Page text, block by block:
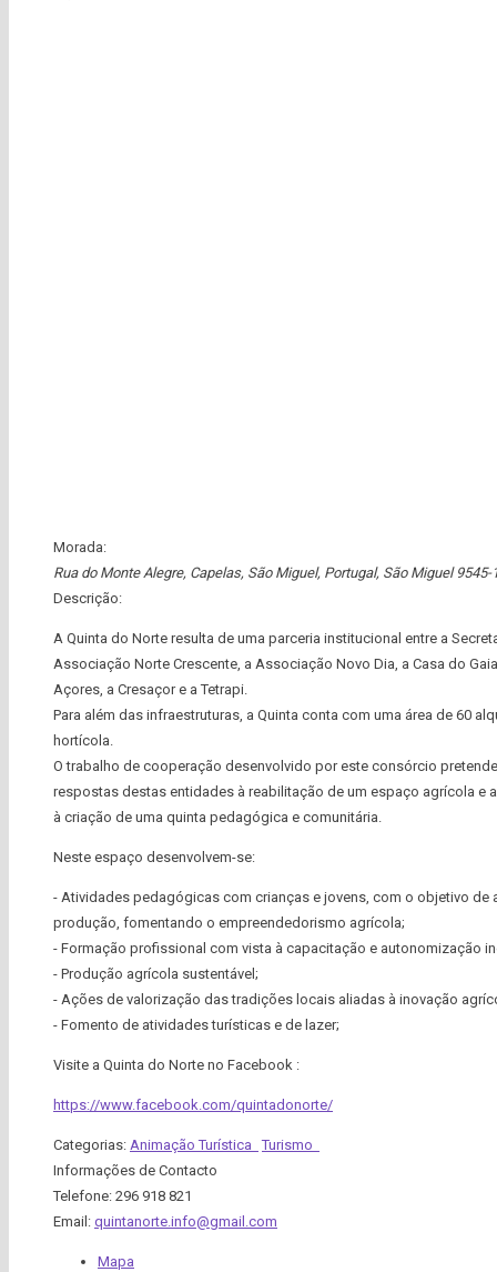
Morada:
Rua do Monte Alegre, Capelas, São Miguel, Portugal, São Miguel 9545-
Descrição:
A Quinta do Norte resulta de uma parceria institucional entre a
Associação Norte Crescente, a Associação Novo Dia, a Casa do
Açores, a Cresaçor e a Tetrapi.
Para além das infraestruturas, a Quinta conta com uma área de 60
hortícola.
O trabalho de cooperação desenvolvido por este consórcio
respostas destas entidades à reabilitação de um espaço agrícola e
à criação de uma quinta pedagógica e comunitária.
Neste espaço desenvolvem-se:
- Atividades pedagógicas com crianças e jovens, com o objetivo de
produção, fomentando o empreendedorismo agrícola;
- Formação profissional com vista à capacitação e autonomização
- Produção agrícola sustentável;
- Ações de valorização das tradições locais aliadas à inovação
- Fomento de atividades turísticas e de lazer;
Visite a Quinta do Norte no Facebook :
https://www.facebook.com/quintadonorte/
Categorias: Animação Turística
Turismo
Informações de Contacto
Telefone: 296 918 821
Email: quintanorte.info@gmail.com
Mapa